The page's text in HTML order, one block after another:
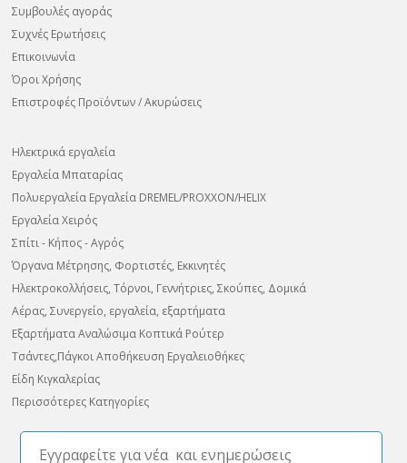
Συμβουλές αγοράς
Συχνές Ερωτήσεις
Επικοινωνία
Όροι Χρήσης
Επιστροφές Προϊόντων / Ακυρώσεις
Ηλεκτρικά εργαλεία
Εργαλεία Μπαταρίας
Πολυεργαλεία Εργαλεία DREMEL/PROXXON/HELIX
Εργαλεία Χειρός
Σπίτι - Κήπος - Αγρός
Όργανα Μέτρησης, Φορτιστές, Εκκινητές
Ηλεκτροκολλήσεις, Τόρνοι, Γεννήτριες, Σκούπες, Δομικά
Αέρας, Συνεργείο, εργαλεία, εξαρτήματα
Εξαρτήματα Αναλώσιμα Κοπτικά Ρούτερ
Τσάντες,Πάγκοι Αποθήκευση Εργαλειοθήκες
Είδη Κιγκαλερίας
Περισσότερες Κατηγορίες